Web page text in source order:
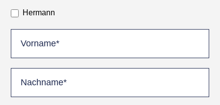
Hermann